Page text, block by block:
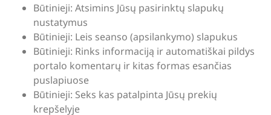
Būtinieji: Atsimins Jūsų pasirinktų slapukų
nustatymus
Būtinieji: Leis seanso (apsilankymo) slapukus
Būtinieji: Rinks informaciją ir automatiškai pildys
portalo komentarų ir kitas formas esančias
puslapiuose
Būtinieji: Seks kas patalpinta Jūsų prekių
krepšelyje